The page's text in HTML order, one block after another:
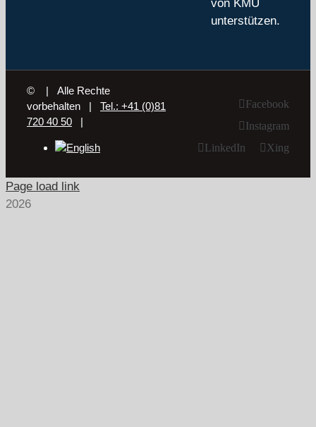
von KMU
unterstützen.
©
| Alle Rechte
vorbehalten | Tel.: +41 (0)81
720 40 50 |
Facebook
Instagram
LinkedIn
Xing
Page load link
2026